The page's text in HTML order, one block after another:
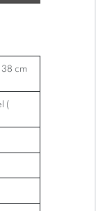
38 cm
(